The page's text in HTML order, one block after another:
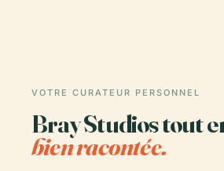
VOTRE CURATEUR PERSONNEL
Bray Studios tout
bien racontée.